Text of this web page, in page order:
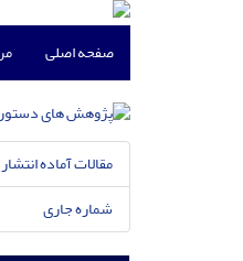
صفحه اصلی
مقالات آماده انتشار
شماره جاری